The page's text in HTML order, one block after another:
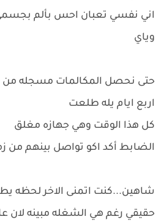
اني نفسي تعبان احس بألم
وياي
حتى نحصل المكالمات مسجله من
اربع ايام يله طلعت
كل هذا الوقت وهي جهازه مغلق
الضابط أكد اكو تواصل بينهم من
شاهين...كنت اتمنى الاخر لحظه
حقيقي رغم هي الشغله مبينه لان